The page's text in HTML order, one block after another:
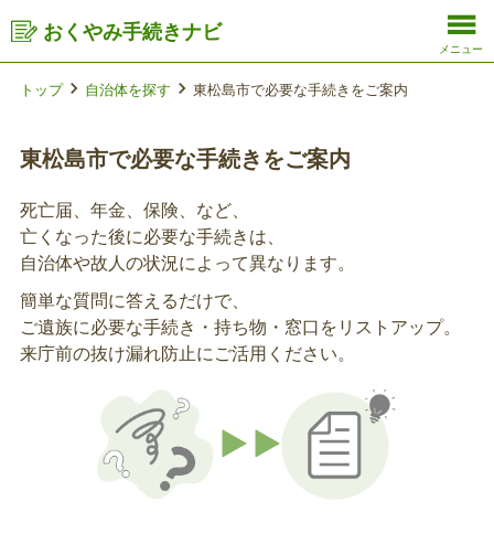
おくやみ手続きナビ
メニュー
トップ 自治体を探す 東松島市で必要な手続きをご案内
東松島市で必要な手続きをご案内
死亡届、年金、保険、など、
亡くなった後に必要な手続きは、
自治体や故人の状況によって異なります。
簡単な質問に答えるだけで、
ご遺族に必要な手続き・持ち物・窓口をリストアップ。
来庁前の抜け漏れ防止にご活用ください。